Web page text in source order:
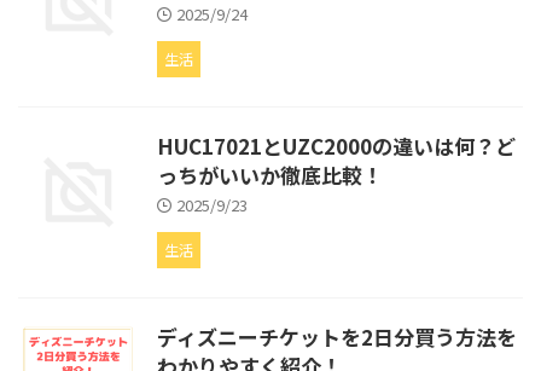
2025/9/24
生活
HUC17021とUZC2000の違いは何？ど
っちがいいか徹底比較！
2025/9/23
生活
ディズニーチケットを2日分買う方法を